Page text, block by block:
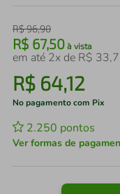
R$96,90
R$ 67,50 à vista
em até 2x de R$ 33,
R$ 64,12
No pagamento com Pix
2.250 pontos
Ver formas de